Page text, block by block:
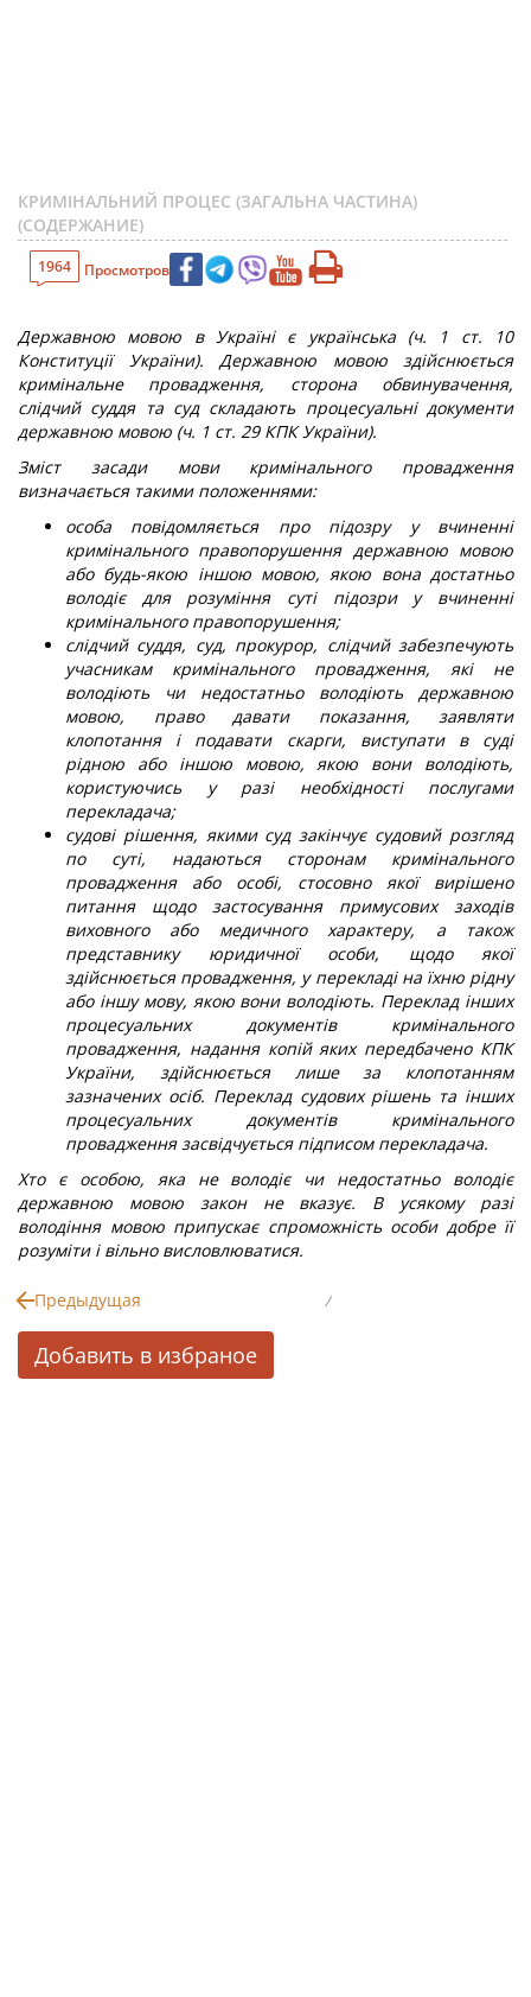
КРИМІНАЛЬНИЙ ПРОЦЕС (ЗАГАЛЬНА ЧАСТИНА)
(СОДЕРЖАНИЕ)
1964 Просмотров
Державною мовою в Україні є українська (ч. 1 ст. 10
Конституції України). Державною мовою здійснюється
кримінальне провадження, сторона обвинувачення,
слідчий суддя та суд складають процесуальні документи
державною мовою (ч. 1 ст. 29 КПК України).
Зміст засади мови кримінального провадження
визначається такими положеннями:
особа повідомляється про підозру у вчиненні
кримінального правопорушення державною мовою
або будь-якою іншою мовою, якою вона достатньо
володіє для розуміння суті підозри у вчиненні
кримінального правопорушення;
слідчий суддя, суд, прокурор, слідчий забезпечують
учасникам кримінального провадження, які не
володіють чи недостатньо володіють державною
мовою, право давати показання, заявляти
клопотання і подавати скарги, виступати в суді
рідною або іншою мовою, якою вони володіють,
користуючись у разі необхідності послугами
перекладача;
судові рішення, якими суд закінчує судовий розгляд
по суті, надаються сторонам кримінального
провадження або особі, стосовно якої вирішено
питання щодо застосування примусових заходів
виховного або медичного характеру, а також
представнику юридичної особи, щодо якої
здійснюється провадження, у перекладі на їхню рідну
або іншу мову, якою вони володіють. Переклад інших
процесуальних документів кримінального
провадження, надання копій яких передбачено КПК
України, здійснюється лише за клопотанням
зазначених осіб. Переклад судових рішень та інших
процесуальних документів кримінального
провадження засвідчується підписом перекладача.
Хто є особою, яка не володіє чи недостатньо володіє
державною мовою закон не вказує. В усякому разі
володіння мовою припускає спроможність особи добре її
розуміти і вільно висловлюватися.
Предыдущая /
Добавить в избраное